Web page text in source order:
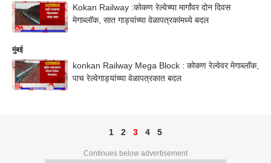
Kokan Railway :कोकण रेल्वेच्या मार्गांवर दोन दिवस
मेगाब्लॉक, सात गाड्यांच्या वेळापत्रकांमध्ये बदल
मुंबई
konkan Railway Mega Block : कोकण रेल्वेवर मेगाब्लॉक,
पाच रेल्वेगाड्यांच्या वेळापत्रकात बदल
1 2 3 4 5
Continues below advertisement